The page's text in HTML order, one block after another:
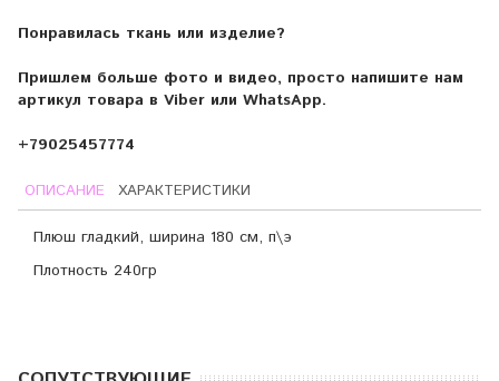
Понравилась ткань или изделие?
Пришлем больше фото и видео, просто напишите нам
артикул товара в Viber или WhatsApp.
+79025457774
ОПИСАНИЕ ХАРАКТЕРИСТИКИ
Плюш гладкий, ширина 180 см, п\э
Плотность 240гр